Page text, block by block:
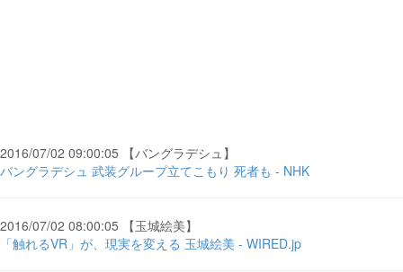
2016/07/02 09:00:05 【バングラデシュ】
バングラデシュ 武装グループ立てこもり 死者も - NHK
2016/07/02 08:00:05 【玉城絵美】
「触れるVR」が、現実を変える 玉城絵美 - WIRED.jp